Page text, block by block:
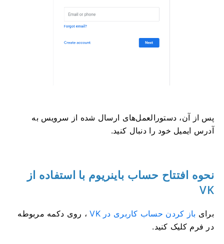
پس از آن، دستورالعمل‌های ارسال شده از سرویس به
آدرس ایمیل خود را دنبال کنید.
نحوه افتتاح حساب باینریوم با استفاده از
VK
برای باز کردن حساب کاربری در VK
، روی دکمه مربوطه
در فرم کلیک کنید.